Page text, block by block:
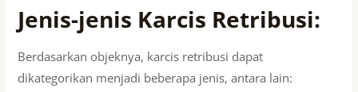
Jenis-jenis Karcis Retribusi:
Berdasarkan objeknya, karcis retribusi dapat
dikategorikan menjadi beberapa jenis, antara lain: